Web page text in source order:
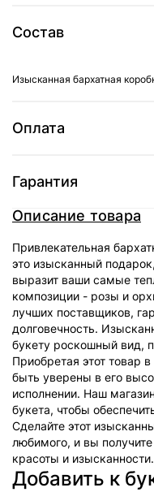
Состав
Изысканная бархатная
Оплата
Гарантия
Описание товара
Привлекательная
это изысканный
выразит ваши самые
композиции - розы и
лучших поставщиков,
долговечность.
букету роскошный вид,
Приобретая этот товар
быть уверены в его
исполнении. Наш
букета, чтобы
Сделайте этот
любимого, и вы
красоты и изысканности.
Добавить к